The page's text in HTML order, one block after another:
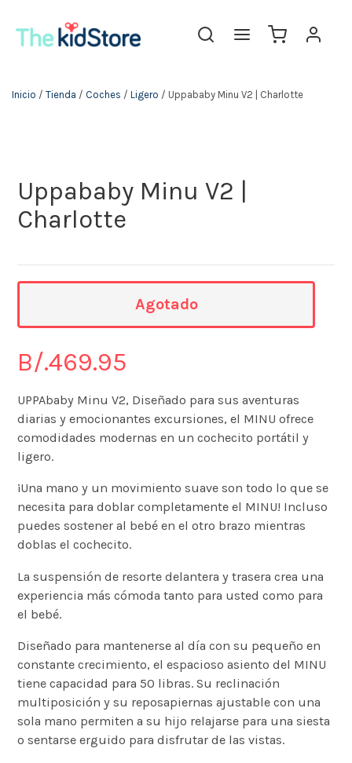
Inicio / Tienda / Coches / Ligero / Uppababy Minu V2 | Charlotte
Uppababy Minu V2 |
Charlotte
B/.469.95
UPPAbaby Minu V2, Diseñado para sus aventuras
diarias y emocionantes excursiones, el MINU ofrece
comodidades modernas en un cochecito portátil y
ligero.
¡Una mano y un movimiento suave son todo lo que se
necesita para doblar completamente el MINU! Incluso
puedes sostener al bebé en el otro brazo mientras
doblas el cochecito.
La suspensión de resorte delantera y trasera crea una
experiencia más cómoda tanto para usted como para
el bebé.
Diseñado para mantenerse al día con su pequeño en
constante crecimiento, el espacioso asiento del MINU
tiene capacidad para 50 libras. Su reclinación
multiposición y su reposapiernas ajustable con una
sola mano permiten a su hijo relajarse para una siesta
o sentarse erguido para disfrutar de las vistas.
Agotado